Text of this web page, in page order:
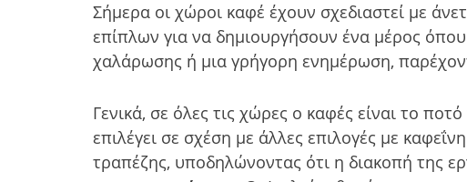
Σήμερα οι χώροι καφέ έχουν σχεδιαστεί με
επίπλων για να δημιουργήσουν ένα μέρος
χαλάρωσης ή μια γρήγορη ενημέρωση,
Γενικά, σε όλες τις χώρες ο καφές είναι το
επιλέγει σε σχέση με άλλες επιλογές με
τραπέζης, υποδηλώνοντας ότι η διακοπή της